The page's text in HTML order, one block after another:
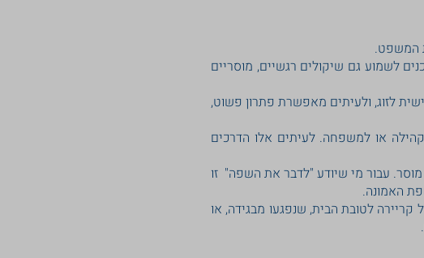
המשפט.
לשמוע גם שיקולים רגשיים, מוסריים
לזוג, ולעיתים מאפשרת פתרון פשוט,
או למשפחה. לעיתים אלו הדרכים
עבור מי שיודע "לדבר את השפה" זו
האמונה.
קריירה לטובת הבית, שנפגעו מבגידה, או